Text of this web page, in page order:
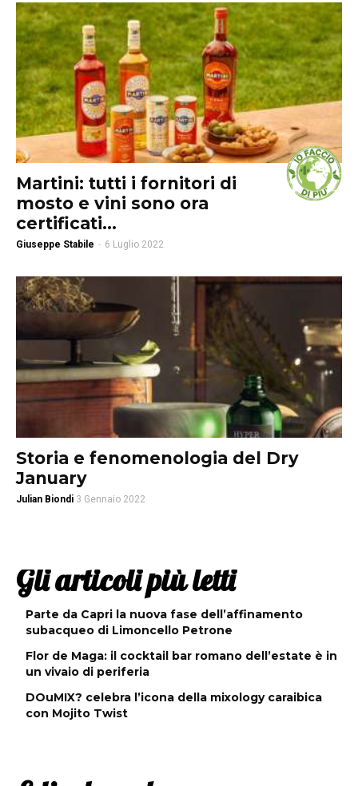
Martini: tutti i fornitori di
mosto e vini sono ora
certificati...
Giuseppe Stabile - 6 Luglio 2022
Storia e fenomenologia del Dry
January
Julian Biondi 3 Gennaio 2022
Gli articoli più letti
Parte da Capri la nuova fase dell’affinamento
subacqueo di Limoncello Petrone
Flor de Maga: il cocktail bar romano dell’estate è in
un vivaio di periferia
DOuMIX? celebra l’icona della mixology caraibica
con Mojito Twist